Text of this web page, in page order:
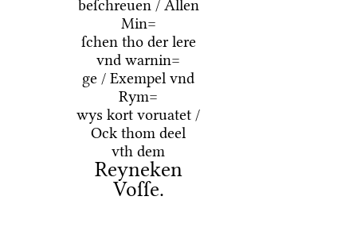
beſchreuen / Allen
Min=
ſchen tho der lere
vnd warnin=
ge / Exempel vnd
Rym=
wys kort voruatet /
Ock thom deel
vth dem
Reyneken
Voſſe.